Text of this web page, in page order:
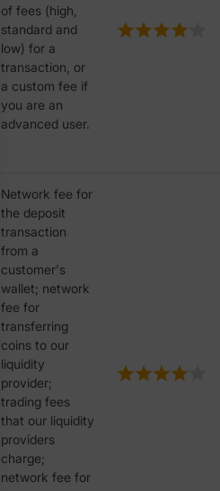
of fees (high,
standard and
low) for a
transaction, or
a custom fee if
you are an
advanced user.
Network fee for
the deposit
transaction
from a
customer's
wallet; network
fee for
transferring
coins to our
liquidity
provider;
trading fees
that our liquidity
providers
charge;
network fee for